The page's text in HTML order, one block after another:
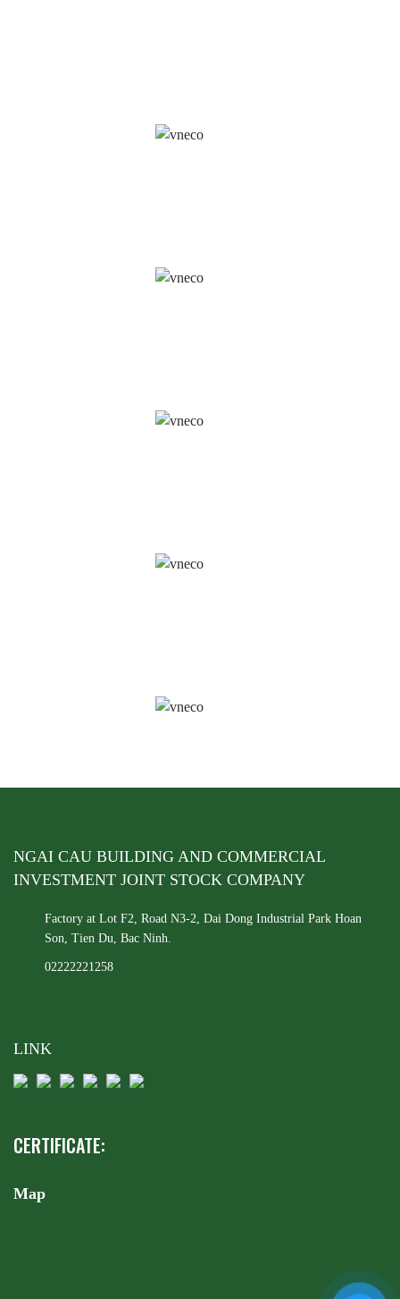
NGAI CAU BUILDING AND COMMERCIAL
INVESTMENT JOINT STOCK COMPANY
Factory at Lot F2, Road N3-2, Dai Dong Industrial Park Hoan
Son, Tien Du, Bac Ninh.
02222221258
LINK
CERTIFICATE:
Map